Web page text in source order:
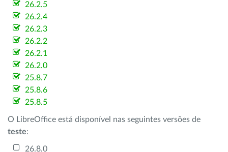
26.2.5
26.2.4
26.2.3
26.2.2
26.2.1
26.2.0
25.8.7
25.8.6
25.8.5
O LibreOffice está disponível nas seguintes versões de
teste:
26.8.0